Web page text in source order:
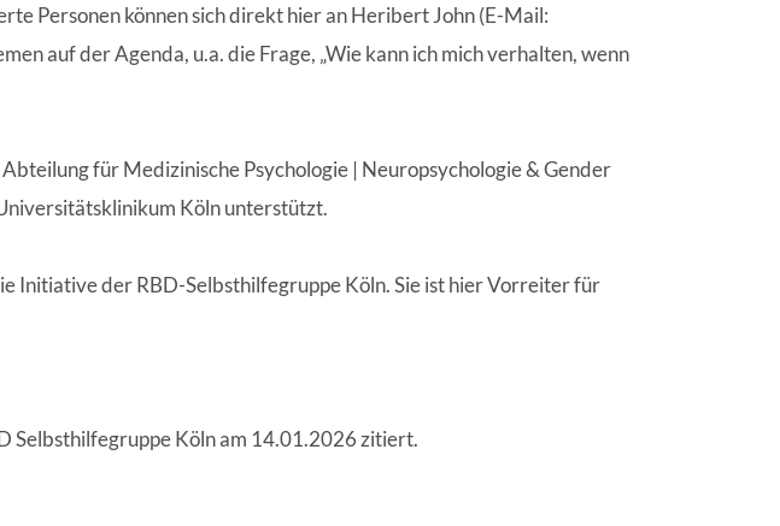
Personen können sich direkt hier an Heribert John (E-Mail:
auf der Agenda, u.a. die Frage, „Wie kann ich mich verhalten, wenn
für Medizinische Psychologie | Neuropsychologie & Gender
Köln unterstützt.
Initiative der RBD-Selbsthilfegruppe Köln. Sie ist hier Vorreiter für
Selbsthilfegruppe Köln am 14.01.2026 zitiert.